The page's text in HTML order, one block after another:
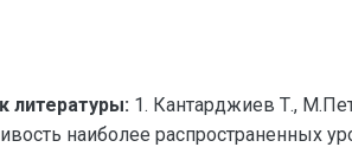
литературы: 1. Кантарджиев Т.,
наиболее распространенных